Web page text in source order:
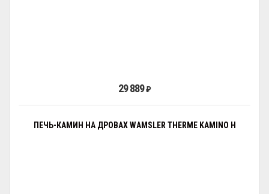
29 889₽
ПЕЧЬ-КАМИН НА ДРОВАХ WAMSLER THERME KAMINO H